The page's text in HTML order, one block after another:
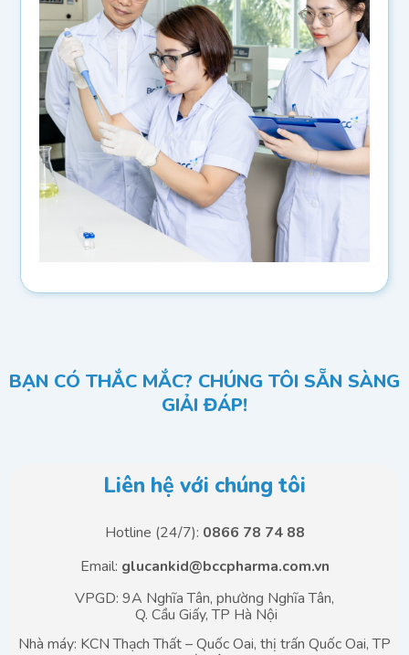
BẠN CÓ THẮC MẮC? CHÚNG TÔI SẴN SÀNG
GIẢI ĐÁP!
Liên hệ với chúng tôi
Hotline (24/7): 0866 78 74 88
Email: glucankid@bccpharma.com.vn
VPGD: 9A Nghĩa Tân, phường Nghĩa Tân,
Q. Cầu Giấy, TP Hà Nội
Nhà máy: KCN Thạch Thất – Quốc Oai, thị trấn Quốc Oai, TP